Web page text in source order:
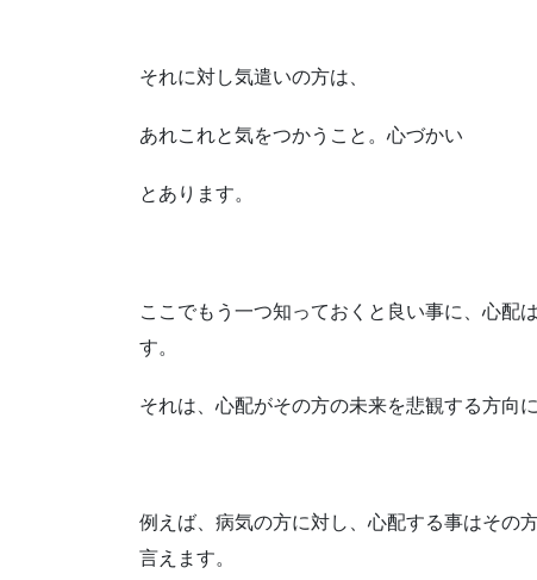
それに対し気遣いの方は、
あれこれと気をつかうこと。心づかい
とあります。
ここでもう一つ知っておくと良い事に、心配
す。
それは、心配がその方の未来を悲観する方向
例えば、病気の方に対し、心配する事はその
言えます。